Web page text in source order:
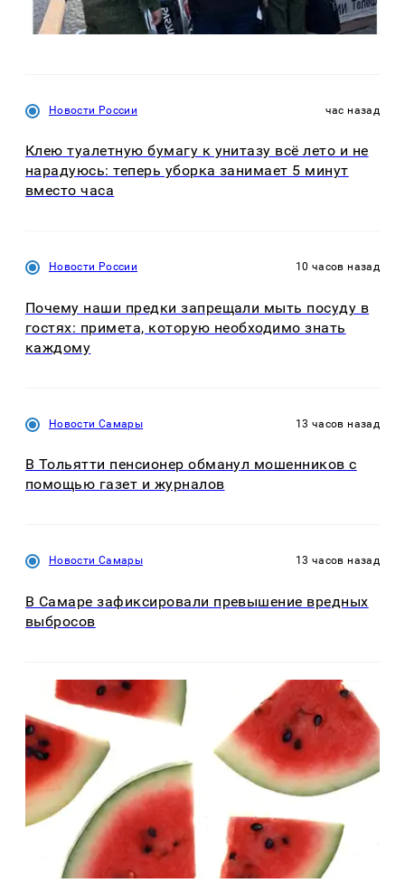
Новости России час назад
Клею туалетную бумагу к унитазу всё лето и не
нарадуюсь: теперь уборка занимает 5 минут
вместо часа
Новости России 10 часов назад
Почему наши предки запрещали мыть посуду в
гостях: примета, которую необходимо знать
каждому
Новости Самары 13 часов назад
В Тольятти пенсионер обманул мошенников с
помощью газет и журналов
Новости Самары 13 часов назад
В Самаре зафиксировали превышение вредных
выбросов